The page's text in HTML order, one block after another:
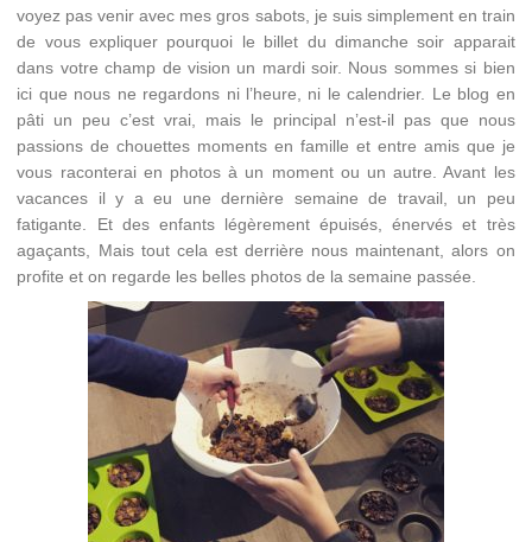
voyez pas venir avec mes gros sabots, je suis simplement en train
de vous expliquer pourquoi le billet du dimanche soir apparait
dans votre champ de vision un mardi soir. Nous sommes si bien
ici que nous ne regardons ni l’heure, ni le calendrier. Le blog en
pâti un peu c’est vrai, mais le principal n’est-il pas que nous
passions de chouettes moments en famille et entre amis que je
vous raconterai en photos à un moment ou un autre. Avant les
vacances il y a eu une dernière semaine de travail, un peu
fatigante. Et des enfants légèrement épuisés, énervés et très
agaçants, Mais tout cela est derrière nous maintenant, alors on
profite et on regarde les belles photos de la semaine passée.